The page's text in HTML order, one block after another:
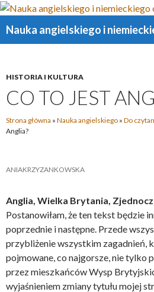
HISTORIA I KULTURA
CO TO JEST
Strona główna » Nauka angielskiego » Do
Anglia?
ANIAKRZYZANKOWSKA
Anglia, Wielka Brytania,
Postanowiłam, że ten tekst będzie
poprzednie i następne. Przede
przybliżenie wszystkim zagadnień,
pojmowane, co najgorsze, nie tylko
przez mieszkańców Wysp
wyjaśnieniem zmiany tytułu mojej